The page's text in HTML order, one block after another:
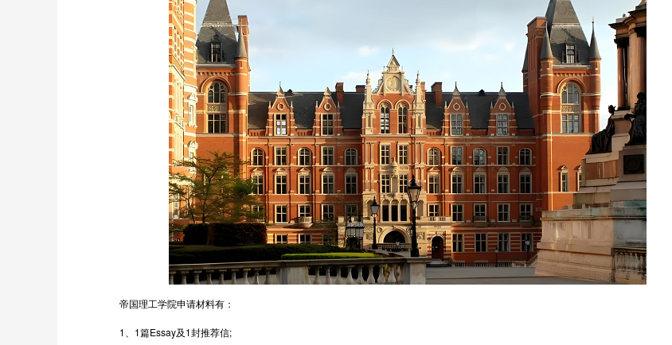
帝国理工学院申请材料有：
1、1篇Essay及1封推荐信;